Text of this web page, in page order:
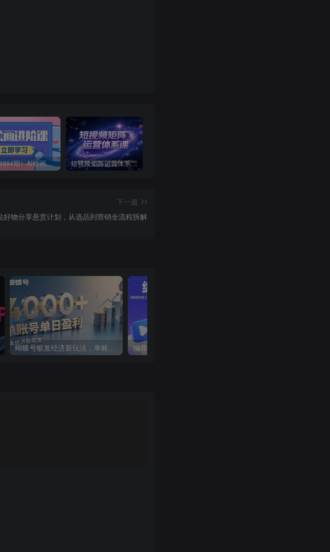
（14884期）AI绘画进阶课，涵盖电商摄影等多领域，PS操作与AI工具使用全面教学 短视频矩阵运营体系课，从网感培养、素材生产力提升到原创成本控制，快速放大商业结果
下一篇
好物分享悬赏计划，从选品到营销全流程拆解
蝴蝶号银发经济新玩法，单账号单日盈利1k+适合小白操作简单